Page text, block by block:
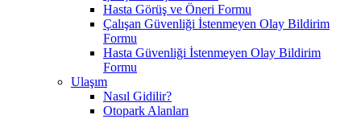
Hasta Görüş ve Öneri Formu
Çalışan Güvenliği İstenmeyen Olay Bildirim
Formu
Hasta Güvenliği İstenmeyen Olay Bildirim
Formu
Ulaşım
Nasıl Gidilir?
Otopark Alanları